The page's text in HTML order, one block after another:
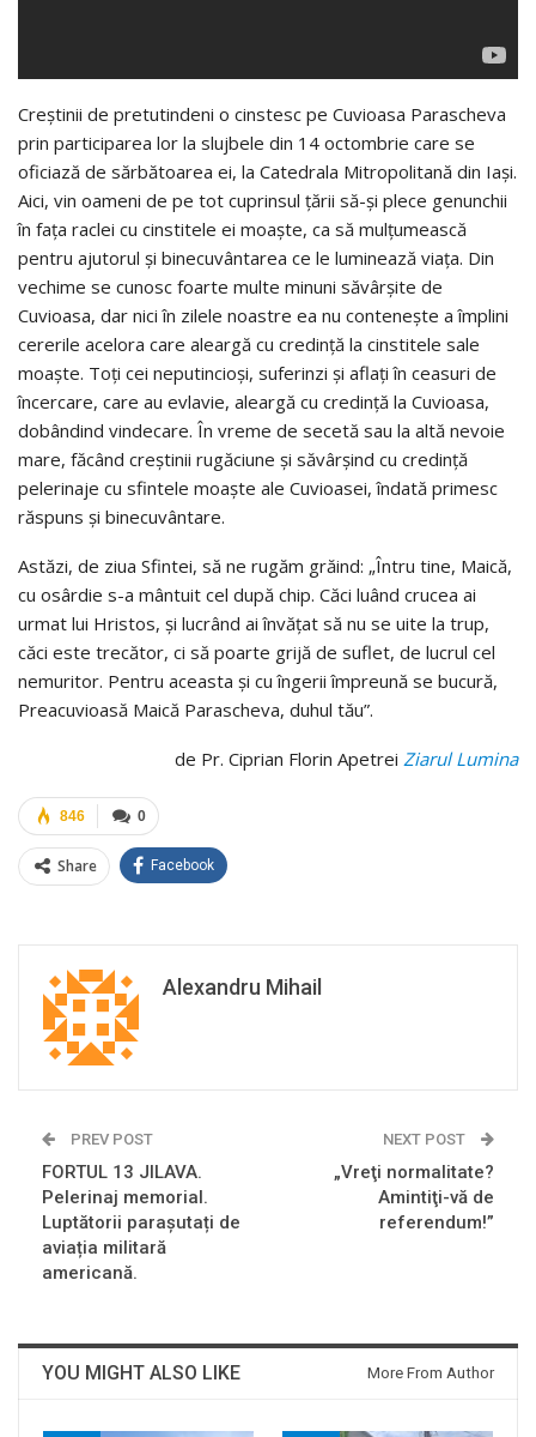
Creștinii de pretutindeni o ­cin­stesc pe Cuvioasa Parascheva
prin participarea lor la slujbele din 14 octombrie care se
oficiază de sărbătoarea ei, la Catedrala Mitropolitană din Iaşi.
Aici, vin oameni de pe tot cuprinsul țării să-și plece genunchii
în fața raclei cu cinstitele ei moaște, ca să mulțumească
pentru ajutorul și binecuvântarea ce le luminează viața. Din
vechime se cunosc foarte multe minuni săvârșite de
Cuvioasa, dar nici în zilele noastre ea nu contenește a împlini
cererile acelora care aleargă cu credință la cinstitele sale
moaşte. Toți cei neputincioși, suferinzi şi aflaţi ­­în ceasuri de
încercare, care au evlavie, aleargă cu credință la Cuvioasa,
dobândind vindecare. În vreme de secetă sau la altă nevoie
mare, făcând creștinii rugăciune și săvârşind cu credinţă
pelerinaje cu sfintele moaște ale Cuvioasei, îndată primesc
răspuns şi binecuvântare.
Astăzi, de ziua Sfintei, să ne rugăm grăind: „Întru tine, Maică,
cu osârdie s-a mântuit cel după chip. Căci luând crucea ai
urmat lui Hristos, și lucrând ai învățat să nu se uite la trup,
căci este trecător, ci să poarte grijă de suflet, de lucrul cel
nemuritor. Pentru aceasta și cu îngerii împreună se bucură,
Preacuvioasă Maică Parascheva, duhul tău”.
de Pr. Ciprian Florin Apetrei Ziarul Lumina
0
846
Share Facebook
Alexandru Mihail
PREV POST
FORTUL 13 JILAVA.
Pelerinaj memorial.
Luptătorii parașutați de
aviația militară
americană.
NEXT POST
„Vreţi normalitate?
Amintiţi-vă de
referendum!”
YOU MIGHT ALSO LIKE More From Author